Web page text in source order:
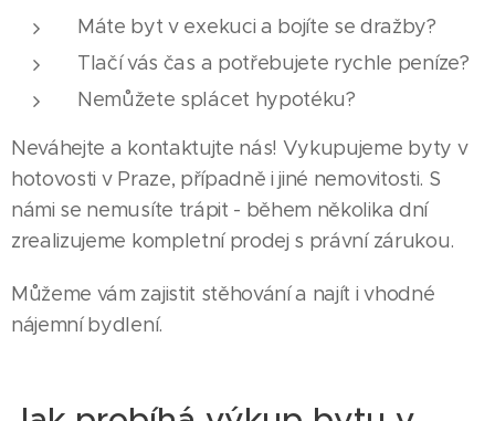
Máte byt v exekuci a bojíte se dražby?
Tlačí vás čas a potřebujete rychle peníze?
Nemůžete splácet hypotéku?
Neváhejte a kontaktujte nás! Vykupujeme byty v
hotovosti v Praze, případně i jiné nemovitosti. S
námi se nemusíte trápit - během několika dní
zrealizujeme kompletní prodej s právní zárukou.
Můžeme vám zajistit stěhování a najít i vhodné
nájemní bydlení.